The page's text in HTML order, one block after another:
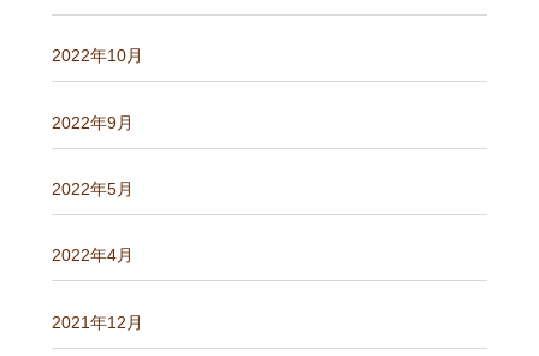
2022年10月
2022年9月
2022年5月
2022年4月
2021年12月